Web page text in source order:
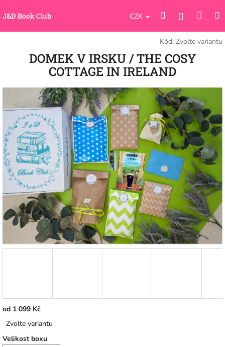
naJ&D Book Club CZK HledatPřihlášení
Kód: Zvolte variantu
DOMEK V IRSKU / THE COSY
COTTAGE IN IRELAND
od 1 099 Kč
cena:
Zvolte variantu
Velikost boxu